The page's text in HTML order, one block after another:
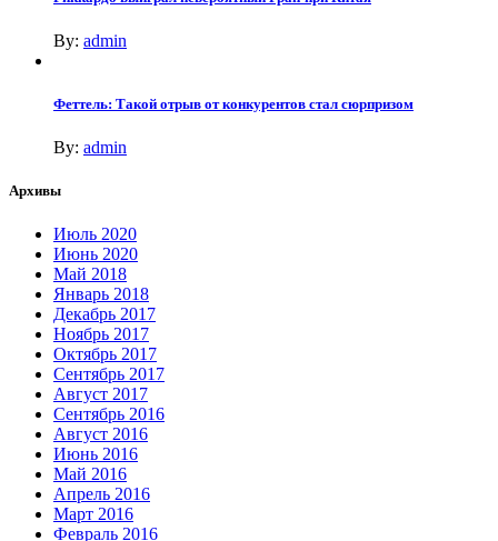
By: admin
Феттель: Такой отрыв от конкурентов стал сюрпризом
By: admin
Архивы
Июль 2020
Июнь 2020
Май 2018
Январь 2018
Декабрь 2017
Ноябрь 2017
Октябрь 2017
Сентябрь 2017
Август 2017
Сентябрь 2016
Август 2016
Июнь 2016
Май 2016
Апрель 2016
Март 2016
Февраль 2016